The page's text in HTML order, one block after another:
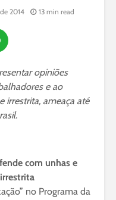
2014 13 min read
opiniões
e ao
irrestrita, ameaça até
com unhas e
no Programa da